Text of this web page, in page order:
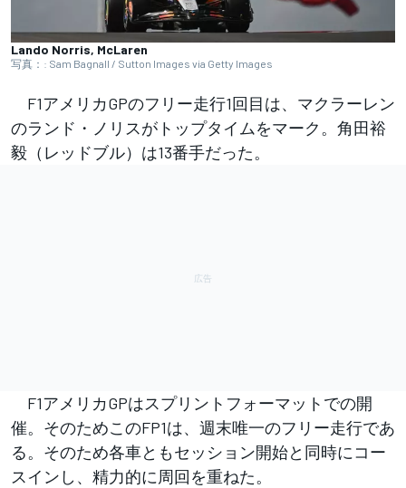
Lando Norris, McLaren
写真：: Sam Bagnall / Sutton Images via Getty Images
F1アメリカGPのフリー走行1回目は、マクラーレン
のランド・ノリスがトップタイムをマーク。角田裕
毅（レッドブル）は13番手だった。
F1アメリカGPはスプリントフォーマットでの開
催。そのためこのFP1は、週末唯一のフリー走行であ
る。そのため各車ともセッション開始と同時にコー
スインし、精力的に周回を重ねた。